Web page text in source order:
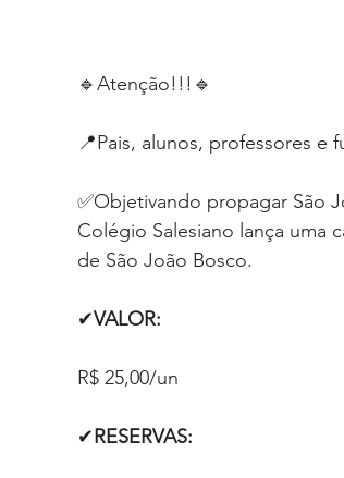
🔹Atenção!!!🔹
📍Pais, alunos, professores e
✅Objetivando propagar São
Colégio Salesiano lança uma
de São João Bosco.
✔VALOR:
R$ 25,00/un
✔RESERVAS: